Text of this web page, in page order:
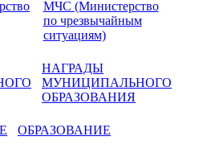
МЧС (Министерство
по чрезвычайным
ситуациям)
НАГРАДЫ
МУНИЦИПАЛЬНОГО
ОБРАЗОВАНИЯ
ОБРАЗОВАНИЕ